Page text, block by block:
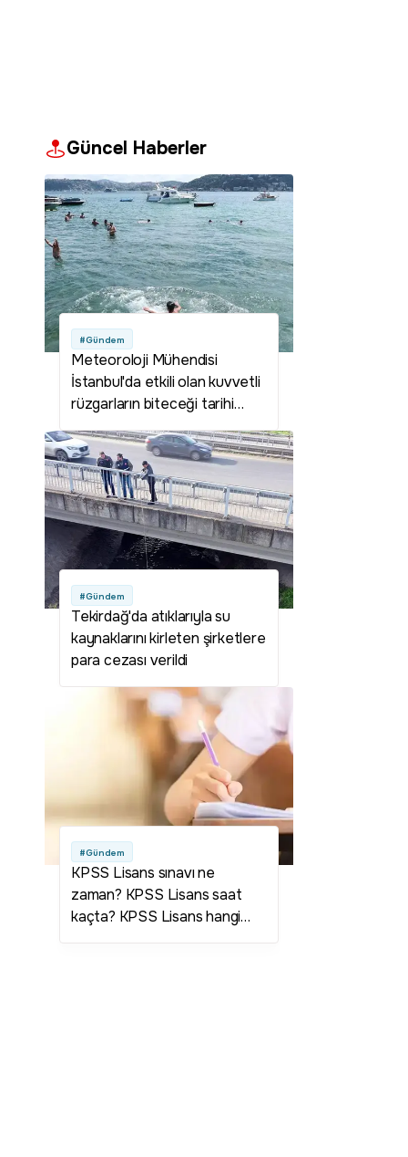
Güncel Haberler
#Gündem
Meteoroloji Mühendisi
İstanbul'da etkili olan kuvvetli
rüzgarların biteceği tarihi
artacak
#Gündem
Tekirdağ'da atıklarıyla su
kaynaklarını kirleten şirketlere
para cezası verildi
#Gündem
KPSS Lisans sınavı ne
zaman? KPSS Lisans saat
kaçta? KPSS Lisans hangi